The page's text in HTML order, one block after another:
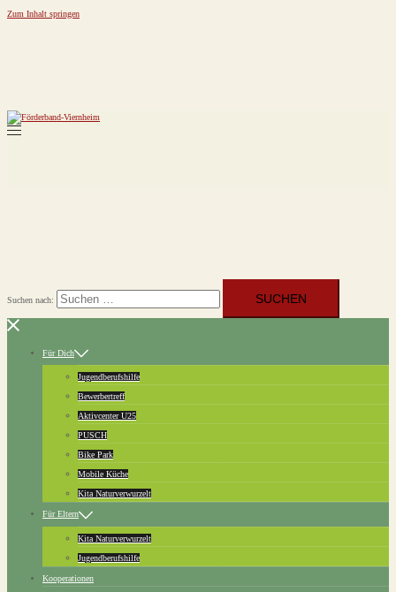
Zum Inhalt springen
Suchen nach:
Für Dich
Jugendberufshilfe
Bewerbertreff
Aktivcenter U25
PUSCH
Bike Park
Mobile Küche
Kita Naturverwurzelt
Für Eltern
Kita Naturverwurzelt
Jugendberufshilfe
Kooperationen